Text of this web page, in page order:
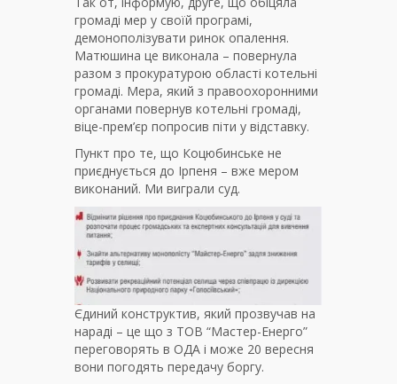
громаді мер у своїй програмі,
демонополізувати ринок опалення.
Матюшина це виконала – повернула
разом з прокуратурою області котельні
громаді. Мера, який з правоохоронними
органами повернув котельні громаді,
віце-прем’єр попросив піти у відставку.
Пункт про те, що Коцюбинське не
приєднується до Ірпеня – вже мером
виконаний. Ми виграли суд.
Єдиний конструктив, який прозвучав на
нараді – це що з ТОВ “Мастер-Енерго”
переговорять в ОДА і може 20 вересня
вони погодять передачу боргу.